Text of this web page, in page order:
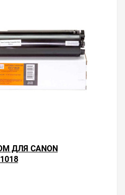
ДЛЯ CANON